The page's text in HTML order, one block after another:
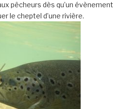
pêcheurs dès qu’un évènement
le cheptel d’une rivière.